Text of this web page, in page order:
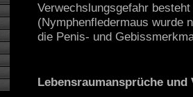
Verwechslungsgefahr
(Nymphenfledermaus wurde
die Penis- und
Lebensraumansprüche und